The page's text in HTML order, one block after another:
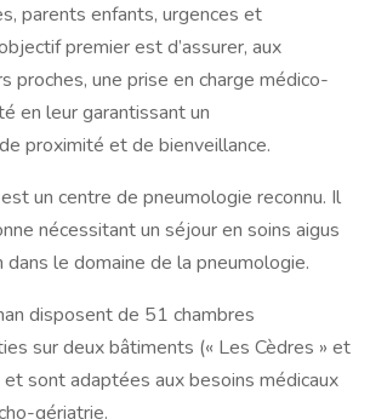
parents enfants, urgences et
premier est d’assurer, aux
proches, une prise en charge médico-
en leur garantissant un
proximité et de bienveillance.
un centre de pneumologie reconnu. Il
nécessitant un séjour en soins aigus
le domaine de la pneumologie.
disposent de 51 chambres
sur deux bâtiments (« Les Cèdres » et
et sont adaptées aux besoins médicaux
gériatrie.